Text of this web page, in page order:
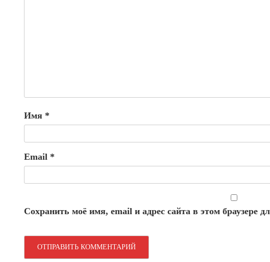
Имя *
Email *
Сохранить моё имя, email и адрес сайта в этом браузере